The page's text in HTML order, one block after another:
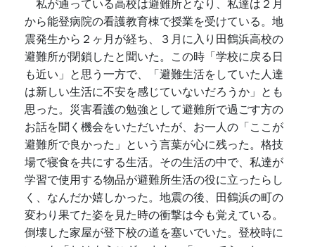
私が通っている高校は避難所となり、私達は２月
から能登病院の看護教育棟で授業を受けている。地
震発生から２ヶ月が経ち、３月に入り田鶴浜高校の
避難所が閉鎖したと聞いた。この時「学校に戻る日
も近い」と思う一方で、「避難生活をしていた人達
は新しい生活に不安を感じていないだろうか」とも
思った。災害看護の勉強として避難所で過ごす方の
お話を聞く機会をいただいたが、お一人の「ここが
避難所で良かった」という言葉が心に残った。格技
場で寝食を共にする生活。その生活の中で、私達が
学習で使用する物品が避難所生活の役に立ったらし
く、なんだか嬉しかった。地震の後、田鶴浜の町の
変わり果てた姿を見た時の衝撃は今も覚えている。
倒壊した家屋が登下校の道を塞いでいた。登校時に